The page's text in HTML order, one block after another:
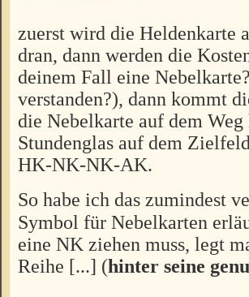
zuerst wird die Heldenkarte
dran, dann werden die
deinem Fall eine
verstanden?), dann kommt
die Nebelkarte auf dem
Stundenglas auf dem
HK-NK-NK-AK.
So habe ich das zumindest
Symbol für Nebelkarten
eine NK ziehen muss, legt
Reihe [...] (hinter seine